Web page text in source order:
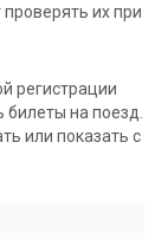
их при
регистрации
билеты на поезд.
или показать с